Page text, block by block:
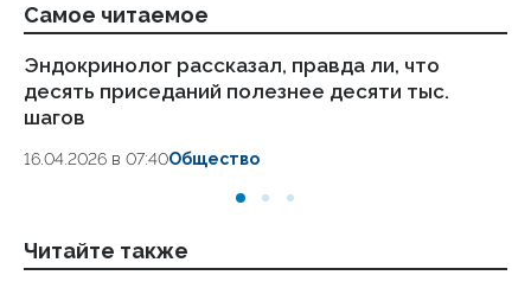
Самое читаемое
Эндокринолог рассказал, правда ли, что
десять приседаний полезнее десяти тыс.
шагов
16.04.2026 в 07:40Общество
Читайте также